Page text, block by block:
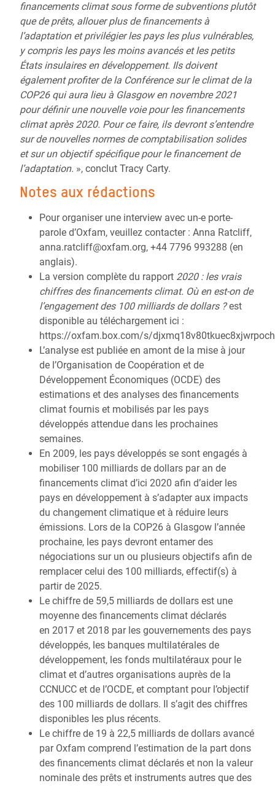
financements climat sous forme de subventions plutôt
que de prêts, allouer plus de financements à
l’adaptation et privilégier les pays les plus vulnérables,
y compris les pays les moins avancés et les petits
États insulaires en développement. Ils doivent
également profiter de la Conférence sur le climat de la
COP26 qui aura lieu à Glasgow en novembre 2021
pour définir une nouvelle voie pour les financements
climat après 2020. Pour ce faire, ils devront s’entendre
sur de nouvelles normes de comptabilisation solides
et sur un objectif spécifique pour le financement de
l’adaptation. », conclut Tracy Carty.
Notes aux rédactions
Pour organiser une interview avec un-e porte-
parole d’Oxfam, veuillez contacter : Anna Ratcliff,
anna.ratcliff@oxfam.org, +44 7796 993288 (en
anglais).
La version complète du rapport 2020 : les vrais
chiffres des financements climat. Où en est-on de
l’engagement des 100 milliards de dollars ?est
disponible au téléchargement ici :
https://oxfam.box.com/s/
L’analyse est publiée en amont de la mise à jour
de l’Organisation de Coopération et de
Développement Économiques (OCDE) des
estimations et des analyses des financements
climat fournis et mobilisés par les pays
développés attendue dans les prochaines
semaines.
En 2009, les pays développés se sont engagés à
mobiliser 100 milliards de dollars par an de
financements climat d’ici 2020 afin d’aider les
pays en développement à s’adapter aux impacts
du changement climatique et à réduire leurs
émissions. Lors de la COP26 à Glasgow l’année
prochaine, les pays devront entamer des
négociations sur un ou plusieurs objectifs afin de
remplacer celui des 100 milliards, effectif(s) à
partir de 2025.
Le chiffre de 59,5 milliards de dollars est une
moyenne des financements climat déclarés
en 2017 et 2018 par les gouvernements des pays
développés, les banques multilatérales de
développement, les fonds multilatéraux pour le
climat et d’autres organisations auprès de la
CCNUCC et de l’OCDE, et comptant pour l’objectif
des 100 milliards de dollars. Il s’agit des chiffres
disponibles les plus récents.
Le chiffre de 19 à 22,5 milliards de dollars avancé
par Oxfam comprend l’estimation de la part dons
des financements climat déclarés et non la valeur
nominale des prêts et instruments autres que des